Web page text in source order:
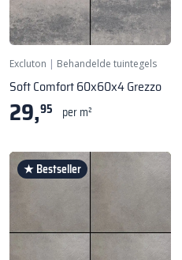
Excluton | Behandelde tuintegels
Soft Comfort 60x60x4 Grezzo
29,95 per m²
★ Bestseller